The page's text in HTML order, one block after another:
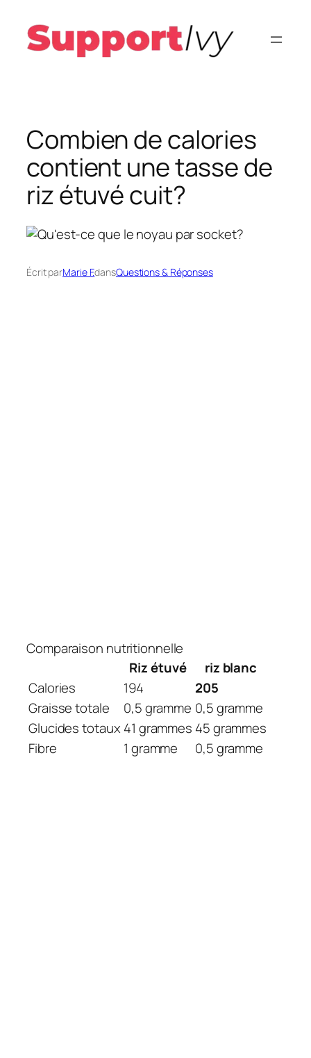
contenu
Combien de calories
contient une tasse de
riz étuvé cuit?
Écrit parMarie F.dansQuestions & Réponses
Comparaison nutritionnelle
Riz étuvé
riz blanc
Calories
194
205
Graisse totale
0,5 gramme 0,5 gramme
Glucides totaux 41 grammes 45 grammes
Fibre
1 gramme 0,5 gramme